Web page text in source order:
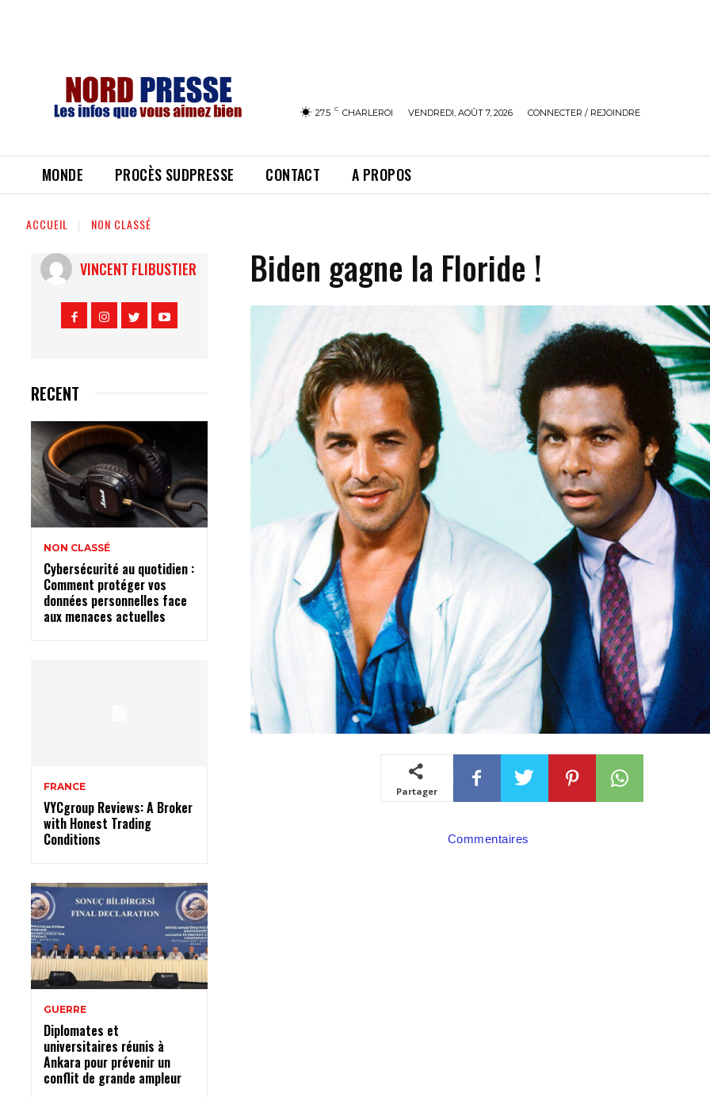
27.5 C CHARLEROI VENDREDI, AOÛT 7, 2026 CONNECTER / REJOINDRE
MONDE PROCÈS SUDPRESSE CONTACT A PROPOS
ACCUEIL NON CLASSÉ
VINCENT FLIBUSTIER
RECENT
NON CLASSÉ
Cybersécurité au quotidien :
Comment protéger vos
données personnelles face
aux menaces actuelles
FRANCE
VYCgroup Reviews: A Broker
with Honest Trading
Conditions
GUERRE
Diplomates et
universitaires réunis à
Ankara pour prévenir un
conflit de grande ampleur
Biden gagne la Floride !
Partager
Commentaires